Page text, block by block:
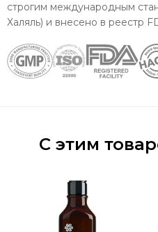
строгим международным
Халяль) и внесено в реестр
С этим